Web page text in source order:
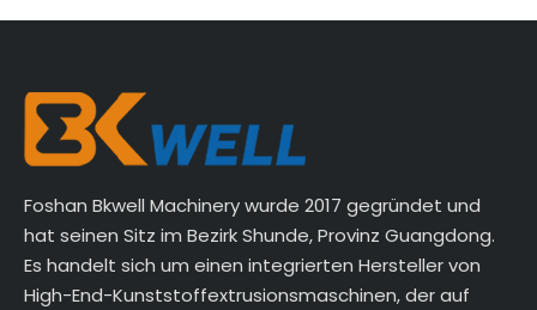
Foshan Bkwell Machinery wurde 2017 gegründet und
hat seinen Sitz im Bezirk Shunde, Provinz Guangdong.
Es handelt sich um einen integrierten Hersteller von
High-End-Kunststoffextrusionsmaschinen, der auf